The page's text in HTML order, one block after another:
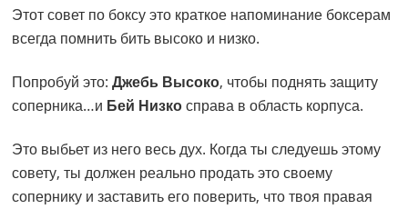
Этот совет по боксу это краткое напоминание боксерам
всегда помнить бить высоко и низко.
Попробуй это:Джебь Высоко, чтобы поднять защиту
соперника…и Бей Низкосправа в область корпуса.
Это выбьет из него весь дух. Когда ты следуешь этому
совету, ты должен реально продать это своему
сопернику и заставить его поверить, что твоя правая